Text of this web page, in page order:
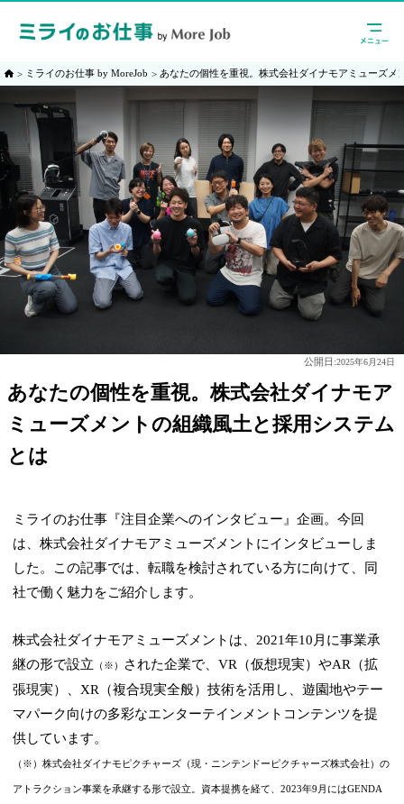
ミライのお仕事 by MoreJob あなたの個性を重視。株式会社ダイナモアミューズメ
公開日:2025年6月24日
あなたの個性を重視。株式会社ダイナモア
ミューズメントの組織風土と採用システム
とは
ミライのお仕事『注目企業へのインタビュー』企画。今回
は、株式会社ダイナモアミューズメントにインタビューしま
した。この記事では、転職を検討されている方に向けて、同
社で働く魅力をご紹介します。
株式会社ダイナモアミューズメントは、2021年10月に事業承
継の形で設立 （※）
された企業で、VR（仮想現実）やAR（拡
張現実）、XR（複合現実全般）技術を活用し、遊園地やテー
マパーク向けの多彩なエンターテインメントコンテンツを提
供しています。
（※）株式会社ダイナモピクチャーズ（現・ニンテンドーピクチャーズ株式会社）の
アトラクション事業を承継する形で設立。資本提携を経て、2023年9月にはGENDA